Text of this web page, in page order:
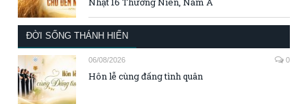
ĐỜI SỐNG THÁNH HIẾN
06/08/2026 0
Hôn lễ cùng đấng tình quân